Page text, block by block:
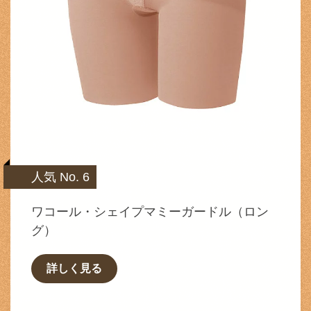
人気 No. 6
ワコール・シェイプマミーガードル（ロン
グ）
詳しく見る